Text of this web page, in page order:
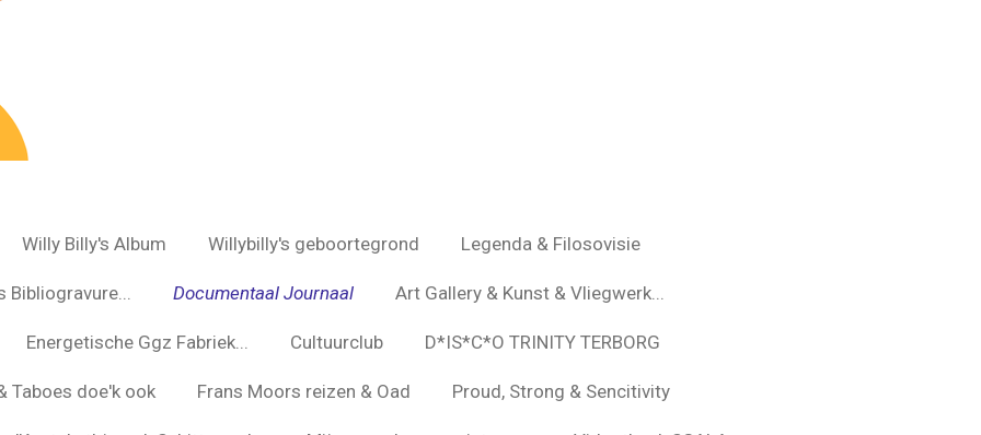
Willy Billy's Album Willybilly's geboortegrond Legenda & Filosovisie
Documentaal Journaal Art Gallery & Kunst & Vliegwerk...
Energetische Ggz Fabriek... Cultuurclub D*IS*C*O TRINITY TERBORG
Taboes doe'k ook Frans Moors reizen & Oad Proud, Strong & Sencitivity